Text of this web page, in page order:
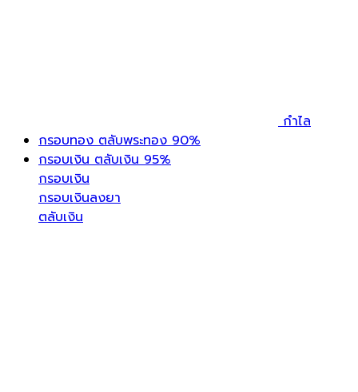
กำไล
กรอบทอง ตลับพระทอง 90%
กรอบเงิน ตลับเงิน 95%
กรอบเงิน
กรอบเงินลงยา
ตลับเงิน